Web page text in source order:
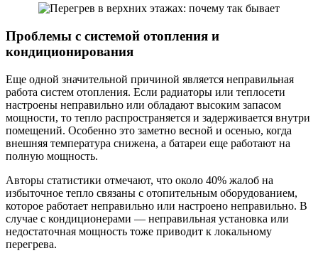
Проблемы с системой отопления и
кондиционирования
Еще одной значительной причиной является неправильная
работа систем отопления. Если радиаторы или теплосети
настроены неправильно или обладают высоким запасом
мощности, то тепло распространяется и задерживается внутри
помещений. Особенно это заметно весной и осенью, когда
внешняя температура снижена, а батареи еще работают на
полную мощность.
Авторы статистики отмечают, что около 40% жалоб на
избыточное тепло связаны с отопительным оборудованием,
которое работает неправильно или настроено неправильно. В
случае с кондиционерами — неправильная установка или
недостаточная мощность тоже приводит к локальному
перегрева.